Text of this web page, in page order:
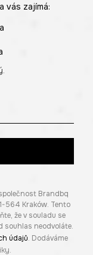
vás zajímá:
Brandbq
564 Kraków. Tento
že v souladu se
souhlas neodvoláte.
údajů. Dodáváme